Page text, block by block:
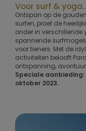
Voor surf &
Ontspan op de
surfen, proef de
onder in verschillende
spannende
voor tieners. Met de
activiteiten belooft
ontspanning,
Speciale aanbieding:
oktober 2023.